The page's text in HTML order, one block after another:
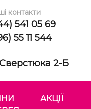
контакти
541 05 69
55 11 544
2-Б
АКЦІЇ